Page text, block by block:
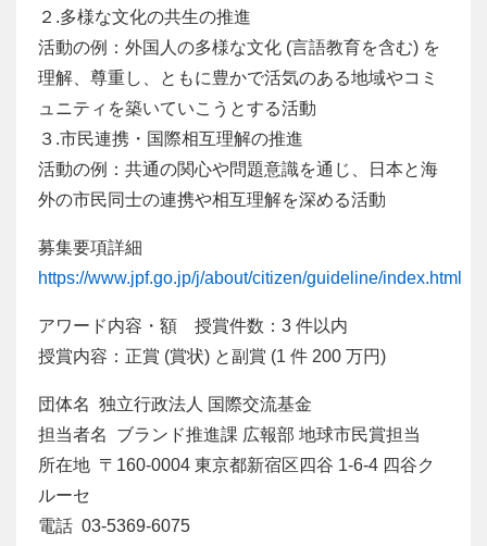
２.多様な文化の共生の推進
活動の例：外国人の多様な文化 (言語教育を含む) を
理解、尊重し、ともに豊かで活気のある地域やコミ
ュニティを築いていこうとする活動
３.市民連携・国際相互理解の推進
活動の例：共通の関心や問題意識を通じ、日本と海
外の市民同士の連携や相互理解を深める活動
募集要項詳細
https://www.jpf.go.jp/j/about/citizen/guideline/index.html
アワード内容・額 授賞件数：3 件以内
授賞内容：正賞 (賞状) と副賞 (1 件 200 万円)
団体名 独立行政法人 国際交流基金
担当者名 ブランド推進課 広報部 地球市民賞担当
所在地 〒160-0004 東京都新宿区四谷 1-6-4 四谷ク
ルーセ
電話 03-5369-6075